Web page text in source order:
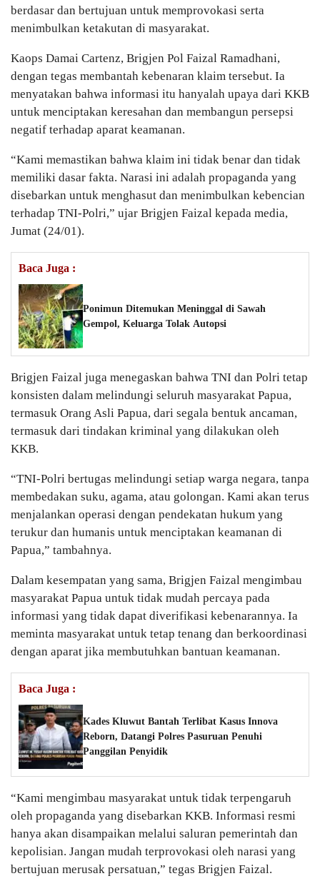
berdasar dan bertujuan untuk memprovokasi serta
menimbulkan ketakutan di masyarakat.
Kaops Damai Cartenz, Brigjen Pol Faizal Ramadhani,
dengan tegas membantah kebenaran klaim tersebut. Ia
menyatakan bahwa informasi itu hanyalah upaya dari KKB
untuk menciptakan keresahan dan membangun persepsi
negatif terhadap aparat keamanan.
“Kami memastikan bahwa klaim ini tidak benar dan tidak
memiliki dasar fakta. Narasi ini adalah propaganda yang
disebarkan untuk menghasut dan menimbulkan kebencian
terhadap TNI-Polri,” ujar Brigjen Faizal kepada media,
Jumat (24/01).
Baca Juga :
Ponimun Ditemukan Meninggal di Sawah
Gempol, Keluarga Tolak Autopsi
Brigjen Faizal juga menegaskan bahwa TNI dan Polri tetap
konsisten dalam melindungi seluruh masyarakat Papua,
termasuk Orang Asli Papua, dari segala bentuk ancaman,
termasuk dari tindakan kriminal yang dilakukan oleh
KKB.
“TNI-Polri bertugas melindungi setiap warga negara, tanpa
membedakan suku, agama, atau golongan. Kami akan terus
menjalankan operasi dengan pendekatan hukum yang
terukur dan humanis untuk menciptakan keamanan di
Papua,” tambahnya.
Dalam kesempatan yang sama, Brigjen Faizal mengimbau
masyarakat Papua untuk tidak mudah percaya pada
informasi yang tidak dapat diverifikasi kebenarannya. Ia
meminta masyarakat untuk tetap tenang dan berkoordinasi
dengan aparat jika membutuhkan bantuan keamanan.
Baca Juga :
Kades Kluwut Bantah Terlibat Kasus Innova
Reborn, Datangi Polres Pasuruan Penuhi
Panggilan Penyidik
“Kami mengimbau masyarakat untuk tidak terpengaruh
oleh propaganda yang disebarkan KKB. Informasi resmi
hanya akan disampaikan melalui saluran pemerintah dan
kepolisian. Jangan mudah terprovokasi oleh narasi yang
bertujuan merusak persatuan,” tegas Brigjen Faizal.